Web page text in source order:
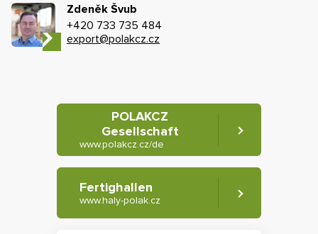
Zdeněk Švub
+420 733 735 484
export@polakcz.cz
POLAKCZ
Gesellschaft
www.polakcz.cz/de
Fertighallen
www.haly-polak.cz